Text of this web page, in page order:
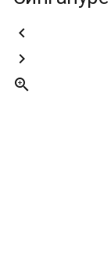


